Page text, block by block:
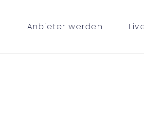
Anbieter werden